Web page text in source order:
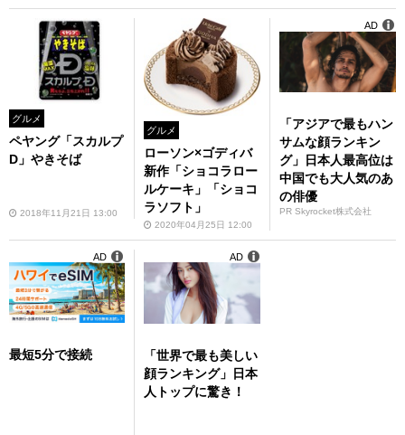
グルメ
ペヤング「スカルプ
D」やきそば
2018年11月21日 13:00
グルメ
ローソン×ゴディバ
新作「ショコラロー
ルケーキ」「ショコ
ラソフト」
2020年04月25日 12:00
「アジアで最もハン
サムな顔ランキン
グ」日本人最高位は
中国でも大人気のあ
の俳優
PR Skyrocket株式会社
AD
最短5分で接続
AD
「世界で最も美しい
顔ランキング」日本
人トップに驚き！
AD